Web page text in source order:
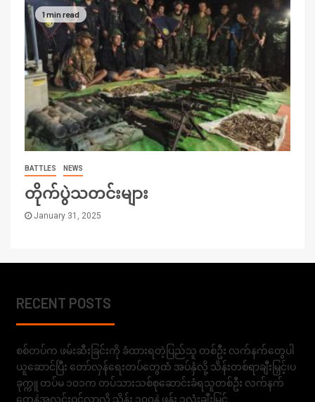
1 min read
BATTLES NEWS
တိုက်ပွဲသတင်းများ
January 31, 2025
RECENT POSTS
စစ်တပ်က ဖမ်းဆီးခြင်းကို ခံထားရတဲ့ပြည်သူ တစ်ဦး လက်နက်တွေပါ
ယူဆောင်ပြီး တော်လှန်ရေးတပ်တွေထံ အပ်နှံလို့ သိန်းတစ်ရာချီးမြှင့်၊ပ
ခုက္ကူ တပ်မ ၁၀၁က တပ်သားသစ်စုဆောင်းခံရသူတစ်ဦး လက်နက်
တွေနဲ့အလင်းဝင်လာလို့ သိန်း ၁၀၀နဲ့ ဖုန်း ၁လုံးချီးမြှင့်